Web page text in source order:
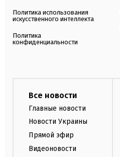
Политика использования
искусственного интеллекта
Политика
конфиденциальности
Все новости
Главные новости
Новости Украины
Прямой эфир
Видеоновости